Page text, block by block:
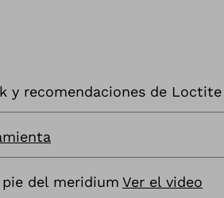
y recomendaciones de Loctite
del meridium Ver el video